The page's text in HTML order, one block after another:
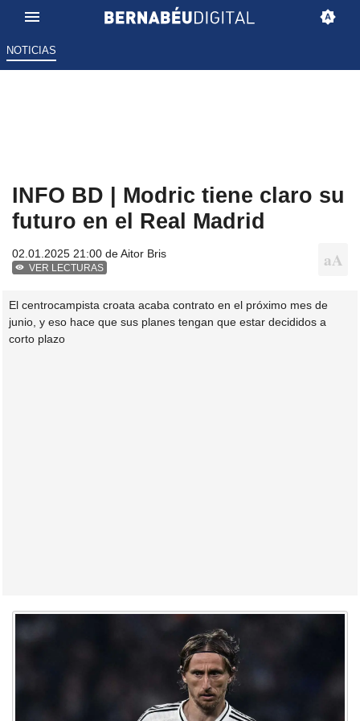
NOTICIAS
INFO BD | Modric tiene claro su
futuro en el Real Madrid
02.01.2025 21:00 deAitor Bris
VER LECTURAS
El centrocampista croata acaba contrato en el próximo mes de
junio, y eso hace que sus planes tengan que estar decididos a
corto plazo